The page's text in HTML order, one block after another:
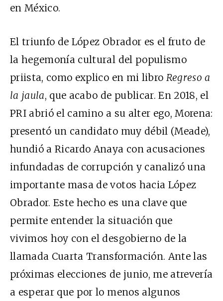
en México.
El triunfo de López Obrador es el fruto de
la hegemonía cultural del populismo
priista, como explico en mi libro Regreso a
la jaula, que acabo de publicar. En 2018, el
PRI abrió el camino a su alter ego, Morena:
presentó un candidato muy débil (Meade),
hundió a Ricardo Anaya con acusaciones
infundadas de corrupción y canalizó una
importante masa de votos hacia López
Obrador. Este hecho es una clave que
permite entender la situación que
vivimos hoy con el desgobierno de la
llamada Cuarta Transformación. Ante las
próximas elecciones de junio, me atrevería
a esperar que por lo menos algunos